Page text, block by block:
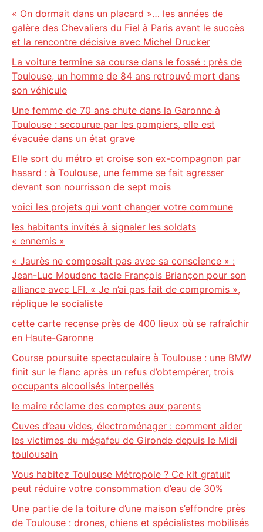
« On dormait dans un placard »… les années de
galère des Chevaliers du Fiel à Paris avant le succès
et la rencontre décisive avec Michel Drucker
La voiture termine sa course dans le fossé : près de
Toulouse, un homme de 84 ans retrouvé mort dans
son véhicule
Une femme de 70 ans chute dans la Garonne à
Toulouse : secourue par les pompiers, elle est
évacuée dans un état grave
Elle sort du métro et croise son ex-compagnon par
hasard : à Toulouse, une femme se fait agresser
devant son nourrisson de sept mois
voici les projets qui vont changer votre commune
les habitants invités à signaler les soldats
« ennemis »
« Jaurès ne composait pas avec sa conscience » :
Jean-Luc Moudenc tacle François Briançon pour son
alliance avec LFI. « Je n’ai pas fait de compromis »,
réplique le socialiste
cette carte recense près de 400 lieux où se rafraîchir
en Haute-Garonne
Course poursuite spectaculaire à Toulouse : une BMW
finit sur le flanc après un refus d’obtempérer, trois
occupants alcoolisés interpellés
le maire réclame des comptes aux parents
Cuves d’eau vides, électroménager : comment aider
les victimes du mégafeu de Gironde depuis le Midi
toulousain
Vous habitez Toulouse Métropole ? Ce kit gratuit
peut réduire votre consommation d’eau de 30%
Une partie de la toiture d’une maison s’effondre près
de Toulouse : drones, chiens et spécialistes mobilisés